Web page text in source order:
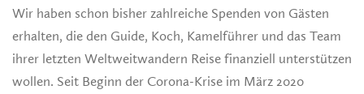
Wir haben schon bisher zahlreiche Spenden von Gästen
erhalten, die den Guide, Koch, Kamelführer und das Team
ihrer letzten Weltweitwandern Reise finanziell unterstützen
wollen. Seit Beginn der Corona-Krise im März 2020